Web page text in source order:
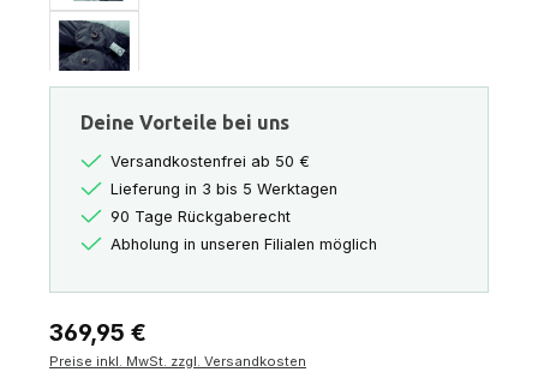
Deine Vorteile bei uns
Versandkostenfrei ab 50 €
Lieferung in 3 bis 5 Werktagen
90 Tage Rückgaberecht
Abholung in unseren Filialen möglich
Regulärer Preis:
369,95 €
Preise inkl. MwSt. zzgl. Versandkosten